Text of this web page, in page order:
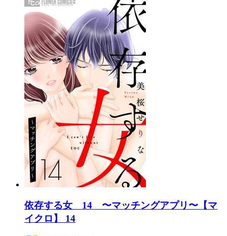
依存する女 14 〜マッチングアプリ〜【マ
イクロ】 14